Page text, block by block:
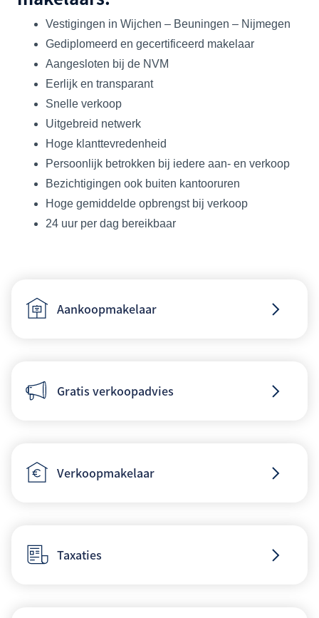
Vestigingen in Wijchen – Beuningen – Nijmegen
Gediplomeerd en gecertificeerd makelaar
Aangesloten bij de NVM
Eerlijk en transparant
Snelle verkoop
Uitgebreid netwerk
Hoge klanttevredenheid
Persoonlijk betrokken bij iedere aan- en verkoop
Bezichtigingen ook buiten kantooruren
Hoge gemiddelde opbrengst bij verkoop
24 uur per dag bereikbaar
Aankoopmakelaar
Gratis verkoopadvies
Verkoopmakelaar
Taxaties